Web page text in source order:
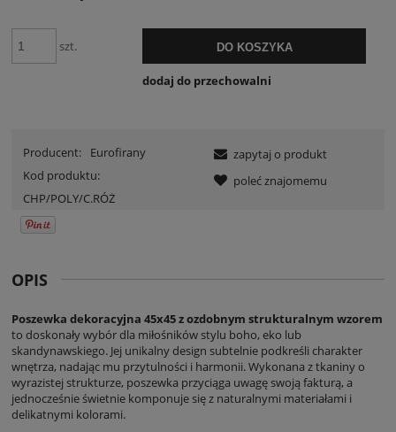
szt. DO KOSZYKA
dodaj do przechowalni
Producent:
Eurofirany
Kod produktu:
CHP/POLY/C.RÓŻ
zapytaj o produkt
poleć znajomemu
OPIS
Poszewka dekoracyjna 45x45 z ozdobnym strukturalnym wzorem
to doskonały wybór dla miłośników stylu boho, eko lub
skandynawskiego. Jej unikalny design subtelnie podkreśli charakter
wnętrza, nadając mu przytulności i harmonii. Wykonana z tkaniny o
wyrazistej strukturze, poszewka przyciąga uwagę swoją fakturą, a
jednocześnie świetnie komponuje się z naturalnymi materiałami i
delikatnymi kolorami.